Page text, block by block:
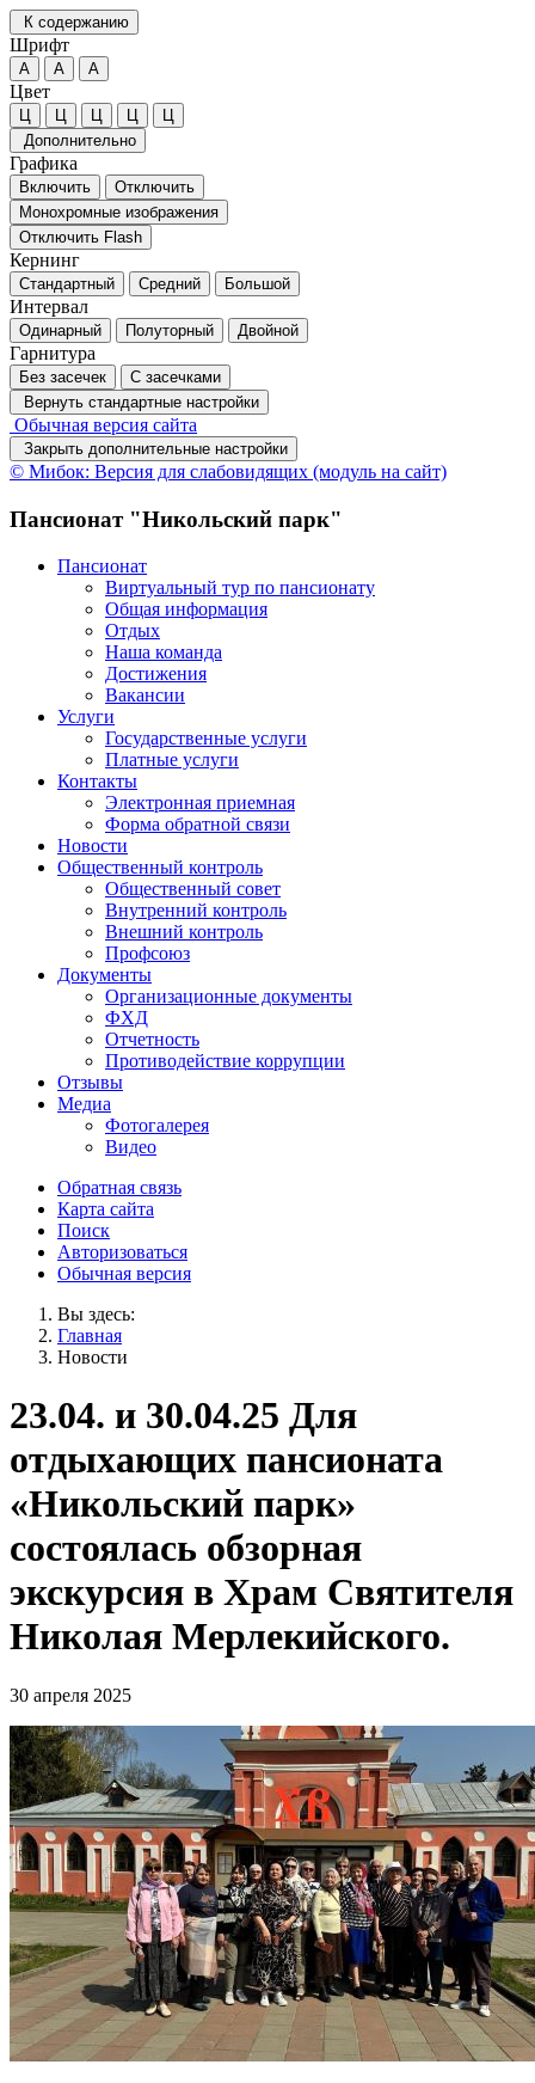
К содержанию
Шрифт
А А А
Цвет
Ц Ц Ц Ц
Ц
Дополнительно
Графика
Включить
Отключить
Монохромные изображения
Отключить Flash
Кернинг
Стандартный Средний Большой
Интервал
Одинарный Полуторный Двойной
Гарнитура
Без засечек
С засечками
Вернуть стандартные настройки
Обычная версия сайта
Закрыть дополнительные настройки
© Мибок: Версия для слабовидящих (модуль на сайт)
Пансионат "Никольский парк"
Пансионат
Виртуальный тур по пансионату
Общая информация
Отдых
Наша команда
Достижения
Вакансии
Услуги
Государственные услуги
Платные услуги
Контакты
Электронная приемная
Форма обратной связи
Новости
Общественный контроль
Общественный совет
Внутренний контроль
Внешний контроль
Профсоюз
Документы
Организационные документы
ФХД
Отчетность
Противодействие коррупции
Отзывы
Медиа
Фотогалерея
Видео
Обратная связь
Карта сайта
Поиск
Авторизоваться
Обычная версия
Вы здесь:
Главная
Новости
23.04. и 30.04.25 Для
отдыхающих пансионата
«Никольский парк»
состоялась обзорная
экскурсия в Храм Святителя
Николая Мерлекийского.
30 апреля 2025